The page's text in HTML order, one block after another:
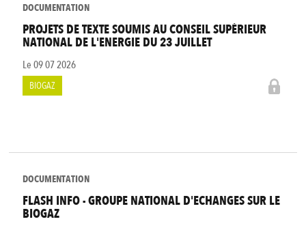
DOCUMENTATION
PROJETS DE TEXTE SOUMIS AU CONSEIL SUPÉRIEUR
NATIONAL DE L'ENERGIE DU 23 JUILLET
Le 09 07 2026
BIOGAZ
DOCUMENTATION
FLASH INFO - GROUPE NATIONAL D'ECHANGES SUR LE
BIOGAZ